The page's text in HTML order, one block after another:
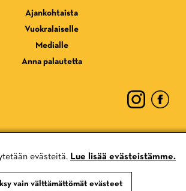
Ajankohtaista
Vuokralaiselle
Medialle
Anna palautetta
Tietosuojaseloste Evästekäytännöt
evästeitä. Lue lisää evästeistämme.
vain välttämättömät evästeet